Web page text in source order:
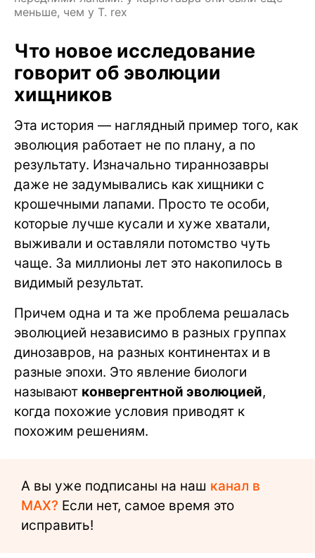
меньше, чем у T. rex
Что новое исследование
говорит об эволюции
хищников
Эта история — наглядный пример того, как
эволюция работает не по плану, а по
результату. Изначально тираннозавры
даже не задумывались как хищники с
крошечными лапами. Просто те особи,
которые лучше кусали и хуже хватали,
выживали и оставляли потомство чуть
чаще. За миллионы лет это накопилось в
видимый результат.
Причем одна и та же проблема решалась
эволюцией независимо в разных группах
динозавров, на разных континентах и в
разные эпохи. Это явление биологи
называют конвергентной эволюцией,
когда похожие условия приводят к
похожим решениям.
А вы уже подписаны на наш канал в
MAX? Если нет, самое время это
исправить!